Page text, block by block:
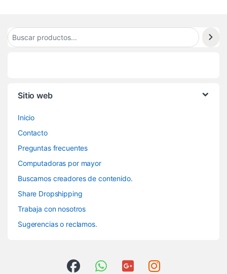
8
Sitio web
Inicio
Contacto
Preguntas frecuentes
Computadoras por mayor
Buscamos creadores de contenido.
Share Dropshipping
Trabaja con nosotros
Sugerencias o reclamos.